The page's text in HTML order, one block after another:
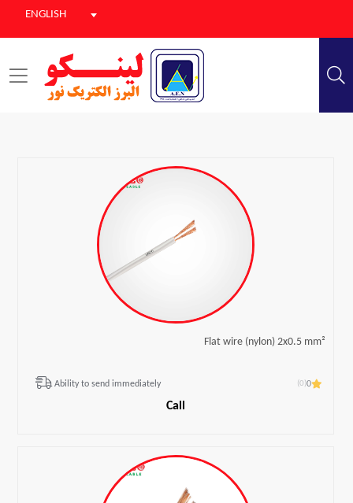
ENGLISH
Flat wire (nylon) 2x0.5 mm²
Ability to send immediately 0
(0)
Call